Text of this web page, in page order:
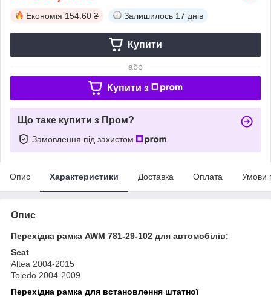
Економія 154.60 ₴ Залишилось 17 днів
Купити
або
Купити з
Що таке купити з Пром?
Замовлення під захистом
Опис Характеристики Доставка Оплата Умови
Опис
Перехідна рамка AWM 781-29-102 для автомобілів:
Seat
Altea 2004-2015
Toledo 2004-2009
Перехідна рамка для встановлення штатної